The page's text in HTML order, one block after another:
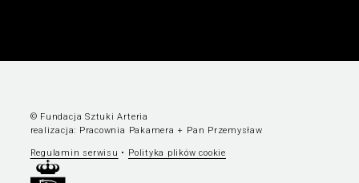
© Fundacja Sztuki Arteria
realizacja: Pracownia Pakamera + Pan Przemysław
Regulamin serwisu • Polityka plików cookie